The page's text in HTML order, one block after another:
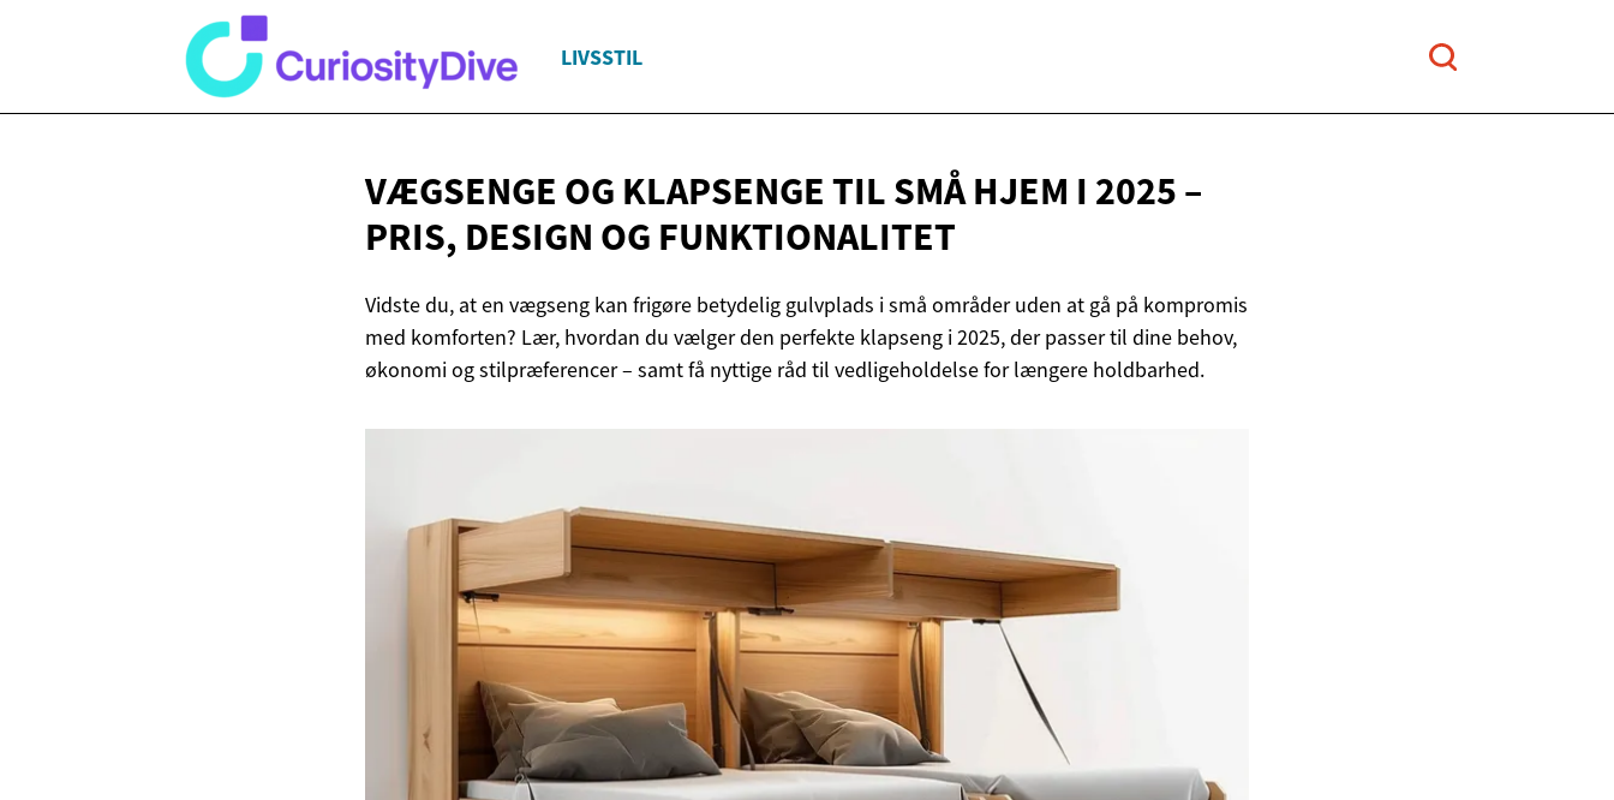
LIVSSTIL
VÆGSENGE OG KLAPSENGE TIL SMÅ HJEM I 2025 –
PRIS, DESIGN OG FUNKTIONALITET
Vidste du, at en vægseng kan frigøre betydelig gulvplads i små områder uden at gå på kompromis
med komforten? Lær, hvordan du vælger den perfekte klapseng i 2025, der passer til dine behov,
økonomi og stilpræferencer – samt få nyttige råd til vedligeholdelse for længere holdbarhed.